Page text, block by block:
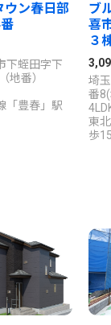
ウン春日部
下蛭田字下
地番）
「豊春」駅
ブ
喜
３
埼
番
東
歩